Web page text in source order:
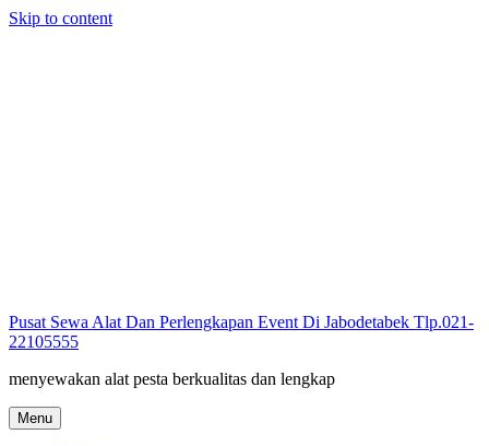
Skip to content
Pusat Sewa Alat Dan Perlengkapan Event Di Jabodetabek Tlp.021-
22105555
menyewakan alat pesta berkualitas dan lengkap
Menu